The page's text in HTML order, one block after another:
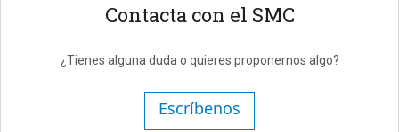
Contacta con el SMC
¿Tienes alguna duda o quieres proponernos algo?
Escríbenos